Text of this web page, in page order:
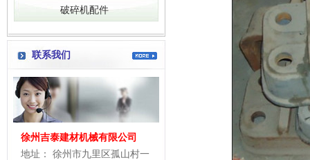
破碎机配件
联系我们
徐州吉泰建材机械有限公司
地址： 徐州市九里区孤山村一